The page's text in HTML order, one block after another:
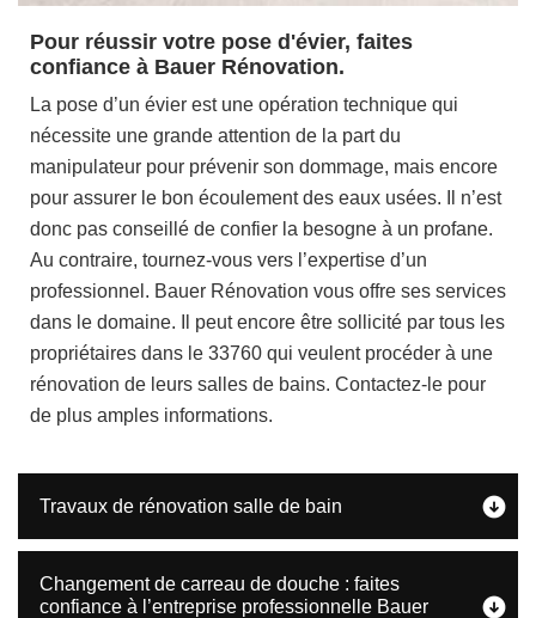
Pour réussir votre pose d'évier, faites
confiance à Bauer Rénovation.
La pose d’un évier est une opération technique qui
nécessite une grande attention de la part du
manipulateur pour prévenir son dommage, mais encore
pour assurer le bon écoulement des eaux usées. Il n’est
donc pas conseillé de confier la besogne à un profane.
Au contraire, tournez-vous vers l’expertise d’un
professionnel. Bauer Rénovation vous offre ses services
dans le domaine. Il peut encore être sollicité par tous les
propriétaires dans le 33760 qui veulent procéder à une
rénovation de leurs salles de bains. Contactez-le pour
de plus amples informations.
Travaux de rénovation salle de bain
Changement de carreau de douche : faites
confiance à l’entreprise professionnelle Bauer